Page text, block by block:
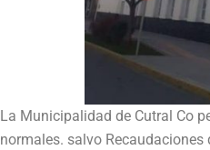
La Municipalidad de Cutral Co
normales. salvo Recaudaciones